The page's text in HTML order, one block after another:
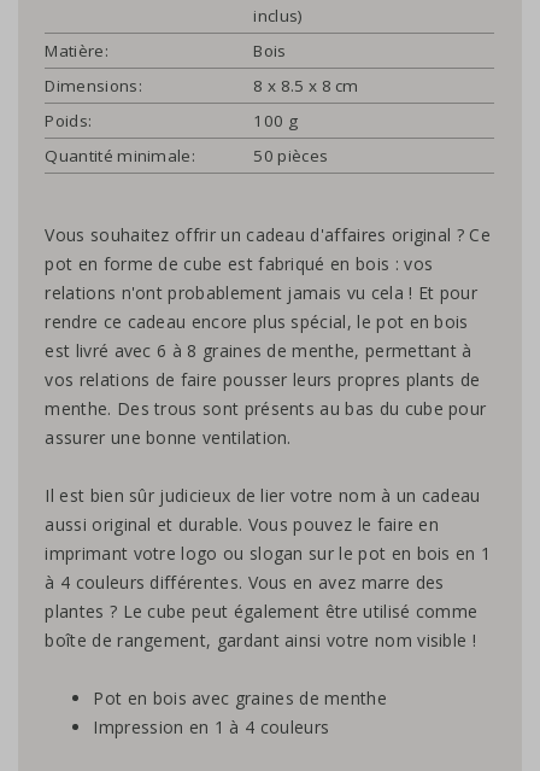
inclus)
Matière:
Bois
Dimensions:
8 x 8.5 x 8 cm
Poids:
100 g
Quantité minimale:
50 pièces
Vous souhaitez offrir un cadeau d'affaires original ? Ce
pot en forme de cube est fabriqué en bois : vos
relations n'ont probablement jamais vu cela ! Et pour
rendre ce cadeau encore plus spécial, le pot en bois
est livré avec 6 à 8 graines de menthe, permettant à
vos relations de faire pousser leurs propres plants de
menthe. Des trous sont présents au bas du cube pour
assurer une bonne ventilation.
Il est bien sûr judicieux de lier votre nom à un cadeau
aussi original et durable. Vous pouvez le faire en
imprimant votre logo ou slogan sur le pot en bois en 1
à 4 couleurs différentes. Vous en avez marre des
plantes ? Le cube peut également être utilisé comme
boîte de rangement, gardant ainsi votre nom visible !
Pot en bois avec graines de menthe
Impression en 1 à 4 couleurs